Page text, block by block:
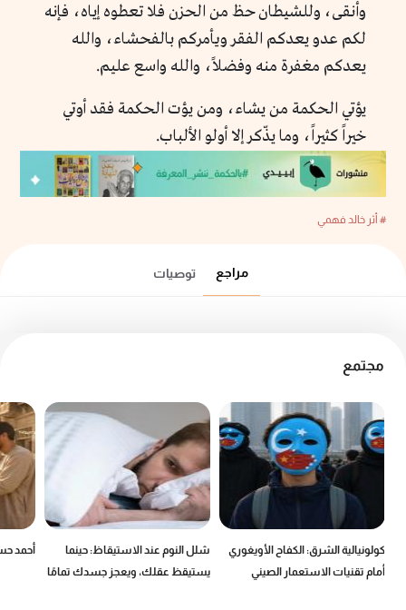
وأنقى، وللشيطان حظ من الحزن فلا تعطوه إياه، فإنه
لكم عدو يعدكم الفقر ويأمركم بالفحشاء، والله
يعدكم مغفرة منه وفضلاً، والله واسع عليم.
يؤتي الحكمة من يشاء، ومن يؤت الحكمة فقد أوتي
خيراً كثيراً، وما يذّكر إلا أولو الألباب.
# أثر خالد فهمي
مراجع توصيات
مجتمع
كولونيالية الشرق: الكفاح الأويغوري
أمام تقنيات الاستعمار الصيني
شلل النوم عند الاستيقاظ: حينما
يستيقظ عقلك، ويعجز جسدك تمامًا
أحمد